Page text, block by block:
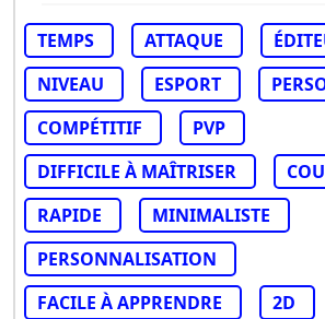
TEMPS ATTAQUE
NIVEAU
ESPORT
COMPÉTITIF
PVP
DIFFICILE À MAÎTRISER
RAPIDE
MINIMALISTE
PERSONNALISATION
FACILE À APPRENDRE
2D